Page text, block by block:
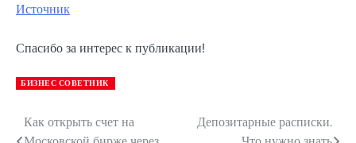
Источник
Спасибо за интерес к публикации!
БИЗНЕС СОВЕТНИК
Навигация
Как открыть счет на
Депозитарные расписки.